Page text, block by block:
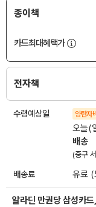
종이책
카드최대혜택가
전자책
수령예상일 양탄자
오늘(
배송
(중구
배송료 유료 (
알라딘 만권당 삼성카